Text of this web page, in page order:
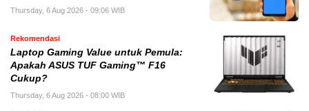
Thursday, 6 Aug 2026 - 09:06 WIB
Rekomendasi
Laptop Gaming Value untuk Pemula:
Apakah ASUS TUF Gaming™ F16
Cukup?
Thursday, 6 Aug 2026 - 08:00 WIB